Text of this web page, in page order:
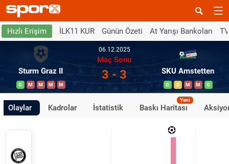
Hızlı Erişim İLK11 KUR Günün Özeti At Yarışı Bankoları
Sturm Graz II
G M M M M
06.12.2025
Maç Sonu
3 - 3 SKU Amstetten
G B M M G
Olaylar Kadrolar İstatistik Baskı Haritası
Yeni